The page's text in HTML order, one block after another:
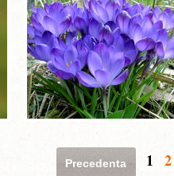
Precedenta 1 2